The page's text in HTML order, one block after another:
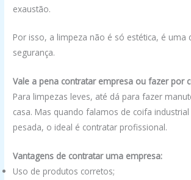
exaustão.
Por isso, a limpeza não é só estética, é uma
segurança.
Vale a pena contratar empresa ou fazer por
Para limpezas leves, até dá para fazer
casa. Mas quando falamos de coifa
pesada, o ideal é contratar profissional.
Vantagens de contratar uma empresa:
Uso de produtos corretos;